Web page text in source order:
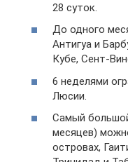
28 суток.
До одного
Антигуа и
Кубе, Сент-
6 неделями
Люсии.
Самый
месяцев)
островах,